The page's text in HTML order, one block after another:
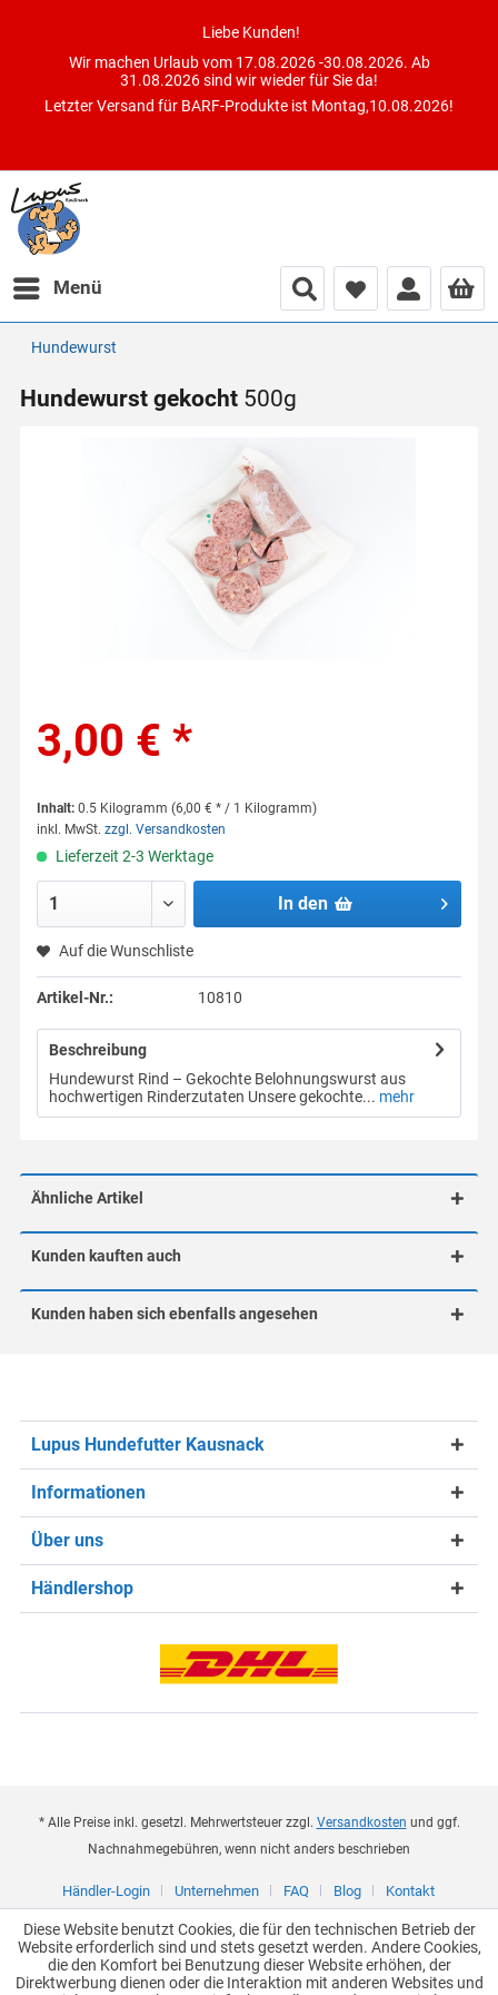
Liebe Kunden!
Wir machen Urlaub vom 17.08.2026 -30.08.2026. Ab
31.08.2026 sind wir wieder für Sie da!
Letzter Versand für BARF-Produkte ist Montag,10.08.2026!
Menü
Hundewurst
Hundewurst gekocht 500g
3,00 € *
Inhalt: 0.5 Kilogramm (6,00 € * / 1 Kilogramm)
inkl. MwSt. zzgl. Versandkosten
Lieferzeit 2-3 Werktage
In den
Auf die Wunschliste
Artikel-Nr.: 10810
Beschreibung
Hundewurst Rind – Gekochte Belohnungswurst aus
hochwertigen Rinderzutaten Unsere gekochte... mehr
Ähnliche Artikel
Kunden kauften auch
Kunden haben sich ebenfalls angesehen
Lupus Hundefutter Kausnack
Informationen
Über uns
Händlershop
* Alle Preise inkl. gesetzl. Mehrwertsteuer zzgl. Versandkosten und ggf.
Nachnahmegebühren, wenn nicht anders beschrieben
Händler-Login Unternehmen FAQ Blog Kontakt
Diese Website benutzt Cookies, die für den technischen Betrieb der
Website erforderlich sind und stets gesetzt werden. Andere Cookies,
die den Komfort bei Benutzung dieser Website erhöhen, der
Direktwerbung dienen oder die Interaktion mit anderen Websites und